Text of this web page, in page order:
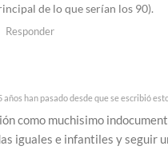
de lo que serían los 90).
Responder
años han pasado desde que se escribió
como muchisimo
iguales e infantiles y seguir